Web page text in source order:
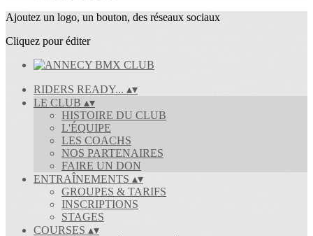
Ajoutez un logo, un bouton, des réseaux sociaux
Cliquez pour éditer
RIDERS READY... ▴▾
LE CLUB ▴▾
HISTOIRE DU CLUB
L'ÉQUIPE
LES COACHS
NOS PARTENAIRES
FAIRE UN DON
ENTRAÎNEMENTS ▴▾
GROUPES & TARIFS
INSCRIPTIONS
STAGES
COURSES ▴▾